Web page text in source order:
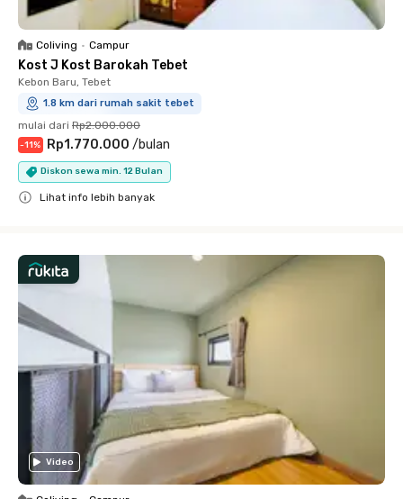
Coliving • Campur
Kost J Kost Barokah Tebet
Kebon Baru, Tebet
1.8 km dari rumah sakit tebet
mulai dari Rp2.000.000
-11% Rp1.770.000 /bulan
Diskon sewa min. 12 Bulan
Lihat info lebih banyak
Video